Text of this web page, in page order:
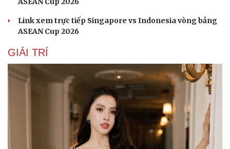
Link xem trực tiếp Singapore vs Indonesia vòng bảng
ASEAN Cup 2026
GIẢI TRÍ